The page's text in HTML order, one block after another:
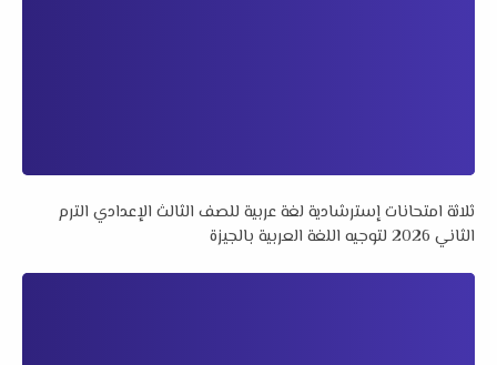
ثلاثة امتحانات إسترشادية لغة عربية للصف الثالث الإعدادي الترم
الثاني 2026 لتوجيه اللغة العربية بالجيزة